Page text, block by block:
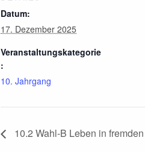
Datum:
17. Dezember 2025
Veranstaltungskategorie
:
10. Jahrgang
10.2 Wahl-B Leben in